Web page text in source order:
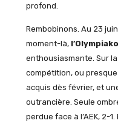
profond.
Rembobinons. Au 23
moment-là,
enthousiasmante. Sur
compétition, ou
acquis dès février, et
outrancière. Seule
perdue face à l’AEK, 2-